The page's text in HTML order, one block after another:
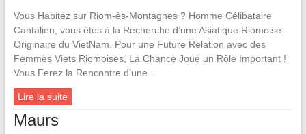
Vous Habitez sur Riom-ès-Montagnes ? Homme Célibataire
Cantalien, vous êtes à la Recherche d’une Asiatique Riomoise
Originaire du VietNam. Pour une Future Relation avec des
Femmes Viets Riomoises, La Chance Joue un Rôle Important !
Vous Ferez la Rencontre d’une…
Lire la suite
Maurs